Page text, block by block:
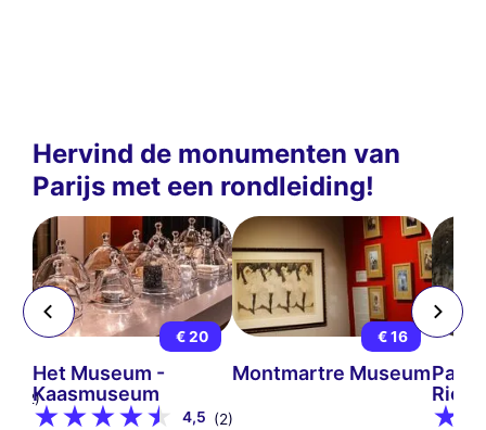
Deze website gebruikt
Wij gebruiken cookies en uw persoonlijke gegevens om uw browse-
ervaring te verbeteren, ons bereik te meten en de advertenties die u
Hervind de monumenten van
Parijs met een rondleiding!
(12)
€ 20
Het Museum -
Kaasmuseum
4,5 (2)
€ 16
Montmartre Museum